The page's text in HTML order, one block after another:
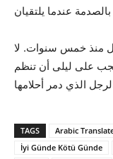
عندما يلتقيان
منذ خمس سنوات. لا
على ليلى أن تنظم
الذي دمر أحلامها
TAGS Arabic
İyi Günde Kötü Günde